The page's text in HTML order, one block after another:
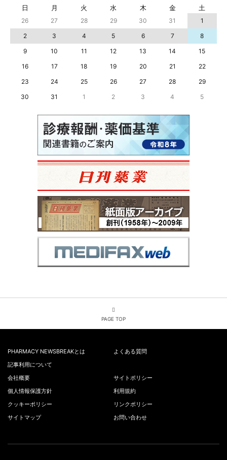
日 月 火 水 木 金 土
26 27 28 29 30 31
1
2
3 4 5 6 7
8
9
10 11 12 13 14
15
16
17 18 19 20 21
22
23
24 25 26 27 28
29
30
31 1 2 3 4 5
PAGE TOP
PHARMACY NEWSBREAKとは
よくある質問
記事利用について
会社概要
サイトポリシー
個人情報保護方針
利用規約
クッキーポリシー
リンクポリシー
サイトマップ
お問い合わせ